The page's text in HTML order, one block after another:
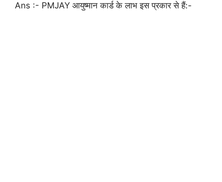
Ans :- PMJAY आयुष्मान कार्ड के लाभ इस प्रकार से हैं:-